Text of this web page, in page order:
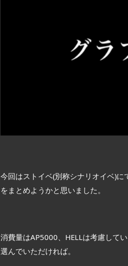
今回はストイベ(別称シナリオイベ)
をまとめようかと思いました。
消費量はAP5000、HELLは考慮して
選んでいただければ。